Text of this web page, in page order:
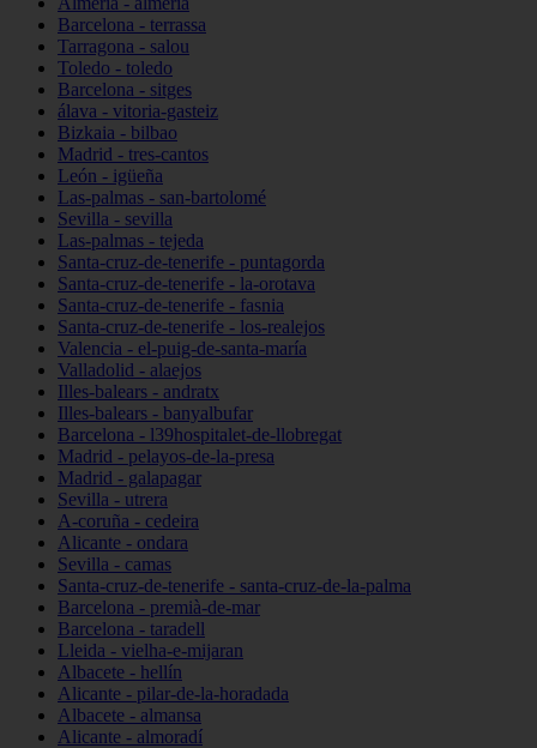
Barcelona - terrassa
Tarragona - salou
Toledo - toledo
Barcelona - sitges
álava - vitoria-gasteiz
Bizkaia - bilbao
Madrid - tres-cantos
León - igüeña
Las-palmas - san-bartolomé
Sevilla - sevilla
Las-palmas - tejeda
Santa-cruz-de-tenerife - puntagorda
Santa-cruz-de-tenerife - la-orotava
Santa-cruz-de-tenerife - fasnia
Santa-cruz-de-tenerife - los-realejos
Valencia - el-puig-de-santa-maría
Valladolid - alaejos
Illes-balears - andratx
Illes-balears - banyalbufar
Barcelona - l39hospitalet-de-llobregat
Madrid - pelayos-de-la-presa
Madrid - galapagar
Sevilla - utrera
A-coruña - cedeira
Alicante - ondara
Sevilla - camas
Santa-cruz-de-tenerife - santa-cruz-de-la-palma
Barcelona - premià-de-mar
Barcelona - taradell
Lleida - vielha-e-mijaran
Albacete - hellín
Alicante - pilar-de-la-horadada
Albacete - almansa
Alicante - almoradí